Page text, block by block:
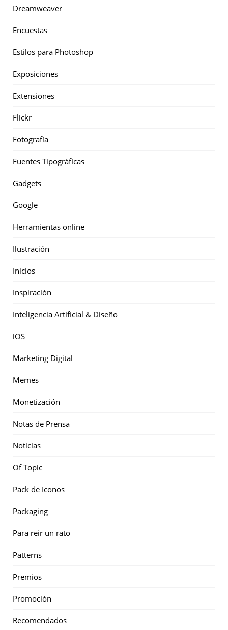
Dreamweaver
Encuestas
Estilos para Photoshop
Exposiciones
Extensiones
Flickr
Fotografía
Fuentes Tipográficas
Gadgets
Google
Herramientas online
Ilustración
Inicios
Inspiración
Inteligencia Artificial & Diseño
iOS
Marketing Digital
Memes
Monetización
Notas de Prensa
Noticias
Of Topic
Pack de Iconos
Packaging
Para reir un rato
Patterns
Premios
Promoción
Recomendados